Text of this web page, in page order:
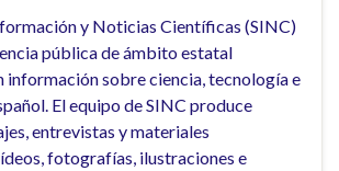
y Noticias Científicas (SINC)
pública de ámbito estatal
información sobre ciencia, tecnología e
El equipo de SINC produce
entrevistas y materiales
fotografías, ilustraciones e